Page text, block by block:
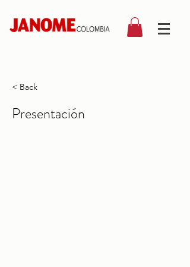
< Back
Presentación